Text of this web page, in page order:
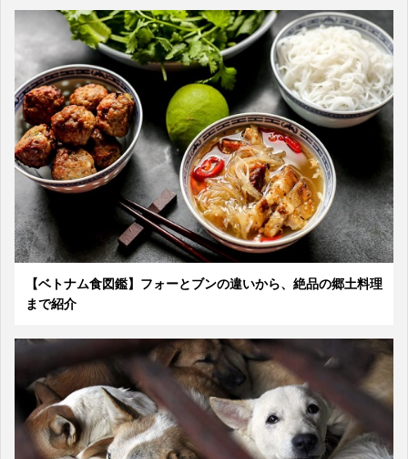
【ベトナム食図鑑】フォーとブンの違いから、絶品の郷土料理
まで紹介